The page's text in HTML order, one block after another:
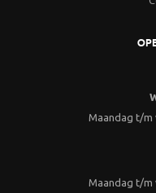
Maandag t/m
Maandag t/m